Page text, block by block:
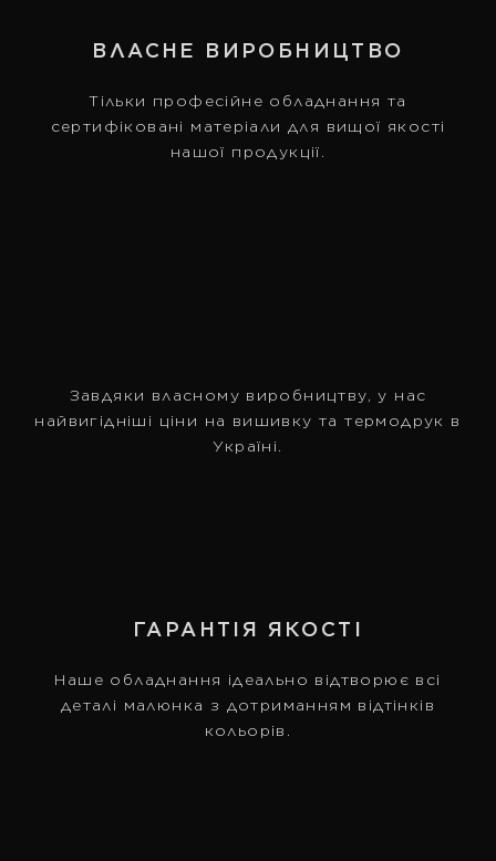
ВЛАСНЕ ВИРОБНИЦТВО
Тільки професійне обладнання та
сертифіковані матеріали для вищої якості
нашої продукції.
Завдяки власному виробництву, у нас
найвигідніші ціни на вишивку та термодрук в
Україні.
ГАРАНТІЯ ЯКОСТІ
Наше обладнання ідеально відтворює всі
деталі малюнка з дотриманням відтінків
кольорів.